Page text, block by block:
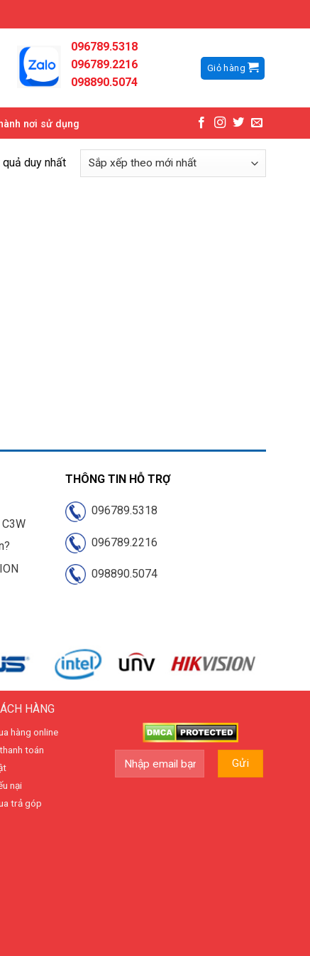
096789.5318
096789.2216
098890.5074
Giỏ hàng
nơi sử dụng
duy nhất
THÔNG TIN HỖ TRỢ
096789.5318
096789.2216
098890.5074
HÀNG
hàng online
toán
nại
trả góp